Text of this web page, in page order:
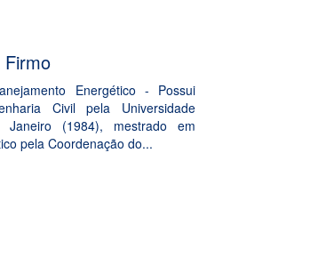
Firmo
Energético - Possui
Civil pela Universidade
(1984), mestrado em
pela Coordenação do...